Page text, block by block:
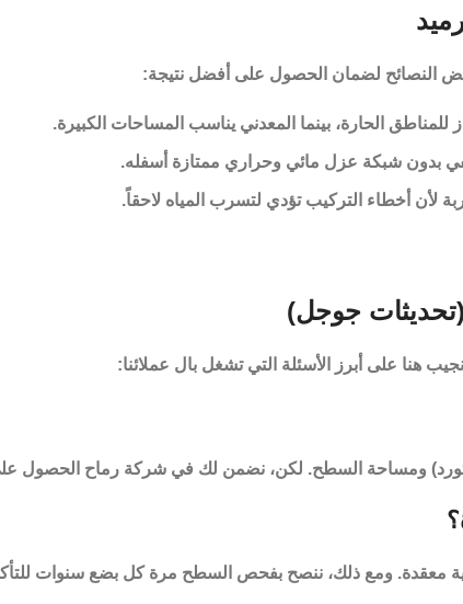
بعض النصائح لضمان الحصول على أفضل نتيجة:
للمناطق الحارة، بينما المعدني يناسب المساحات الكبيرة.
بدون شبكة عزل مائي وحراري ممتازة أسفله.
لأن أخطاء التركيب تؤدي لتسرب المياه لاحقاً.
جوجل)
هنا على أبرز الأسئلة التي تشغل بال عملائنا:
ومساحة السطح. لكن، نضمن لك في شركة رماح الحصول
معقدة. ومع ذلك، ننصح بفحص السطح مرة كل بضع سنوات